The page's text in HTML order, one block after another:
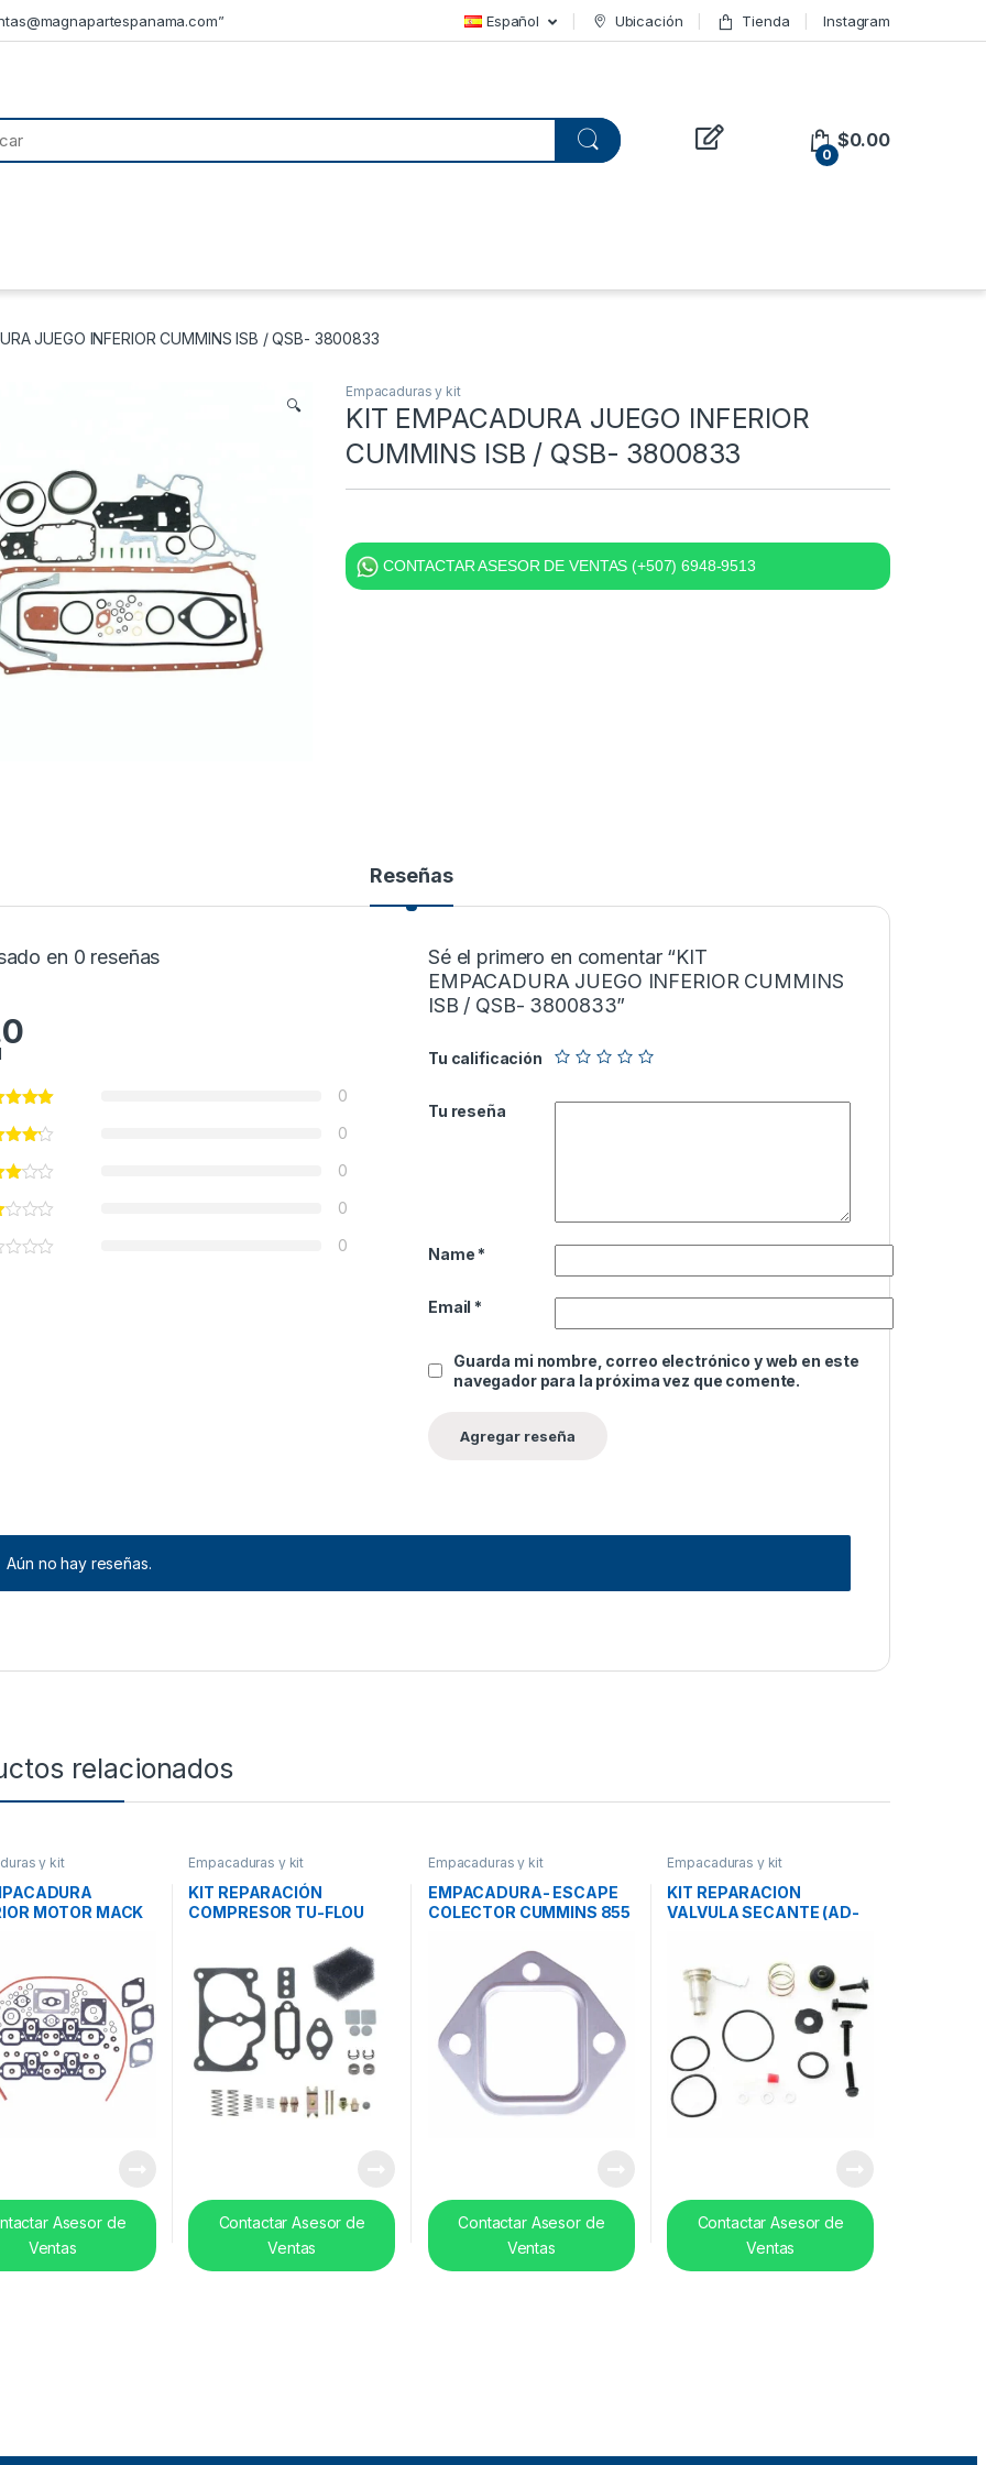
Español Ubicación Tienda Instagram
0
$0.00
JUEGO INFERIOR CUMMINS ISB / QSB- 3800833
🔍
Empacaduras y kit
KIT EMPACADURA JUEGO INFERIOR
CUMMINS ISB / QSB- 3800833
CONTACTAR ASESOR DE VENTAS (+507) 6948-9513
Reseñas
en 0 reseñas
0
0
0
0
0
Sé el primero en comentar “KIT
EMPACADURA JUEGO INFERIOR CUMMINS
ISB / QSB- 3800833”
Tu calificación
Tu reseña
Name *
Email *
Guarda mi nombre, correo electrónico y web en este
navegador para la próxima vez que comente.
Aún no hay reseñas.
relacionados
y kit
MOTOR MACK
Asesor de
Ventas
Empacaduras y kit
KIT REPARACIÓN
COMPRESOR TU-FLOU
Contactar Asesor de
Ventas
Empacaduras y kit
EMPACADURA- ESCAPE
COLECTOR CUMMINS 855
Contactar Asesor de
Ventas
Empacaduras y kit
KIT REPARACION
VALVULA SECANTE (AD-
Contactar Asesor de
Ventas